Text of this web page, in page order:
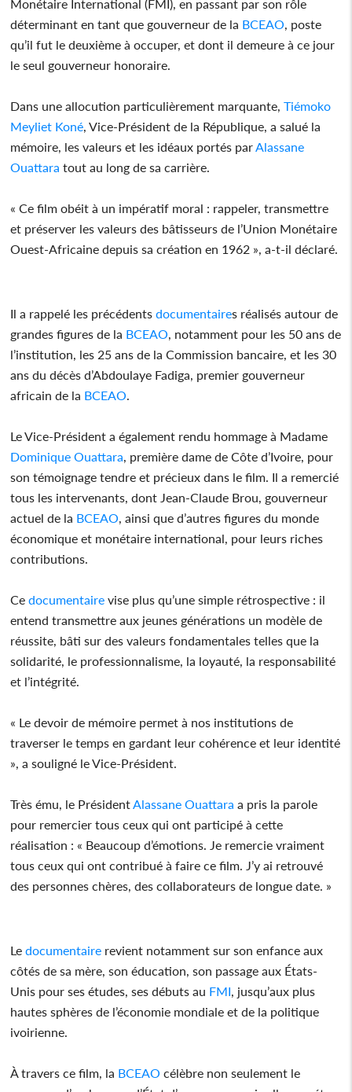
Monétaire International (FMI), en passant par son rôle
déterminant en tant que gouverneur de la BCEAO , poste
qu’il fut le deuxième à occuper, et dont il demeure à ce jour
le seul gouverneur honoraire.
Dans une allocution particulièrement marquante, Tiémoko
Meyliet Koné , Vice-Président de la République, a salué la
mémoire, les valeurs et les idéaux portés par Alassane
Ouattara tout au long de sa carrière.
« Ce film obéit à un impératif moral : rappeler, transmettre
et préserver les valeurs des bâtisseurs de l’Union Monétaire
Ouest-Africaine depuis sa création en 1962 », a-t-il déclaré.
Il a rappelé les précédents documentaires réalisés autour de
grandes figures de la BCEAO , notamment pour les 50 ans de
l’institution, les 25 ans de la Commission bancaire, et les 30
ans du décès d’Abdoulaye Fadiga, premier gouverneur
africain de la BCEAO
Le Vice-Président a également rendu hommage à Madame
Dominique Ouattara , première dame de Côte d’Ivoire, pour
son témoignage tendre et précieux dans le film. Il a remercié
tous les intervenants, dont Jean-Claude Brou, gouverneur
actuel de la BCEAO , ainsi que d’autres figures du monde
économique et monétaire international, pour leurs riches
contributions.
Ce documentaire vise plus qu’une simple rétrospective : il
entend transmettre aux jeunes générations un modèle de
réussite, bâti sur des valeurs fondamentales telles que la
solidarité, le professionnalisme, la loyauté, la responsabilité
et l’intégrité.
« Le devoir de mémoire permet à nos institutions de
traverser le temps en gardant leur cohérence et leur identité
», a souligné le Vice-Président.
Très ému, le Président Alassane Ouattara a pris la parole
pour remercier tous ceux qui ont participé à cette
réalisation : « Beaucoup d’émotions. Je remercie vraiment
tous ceux qui ont contribué à faire ce film. J’y ai retrouvé
des personnes chères, des collaborateurs de longue date. »
Le documentaire revient notamment sur son enfance aux
côtés de sa mère, son éducation, son passage aux États-
Unis pour ses études, ses débuts au FMI , jusqu’aux plus
hautes sphères de l’économie mondiale et de la politique
ivoirienne.
À travers ce film, la BCEAO célèbre non seulement le